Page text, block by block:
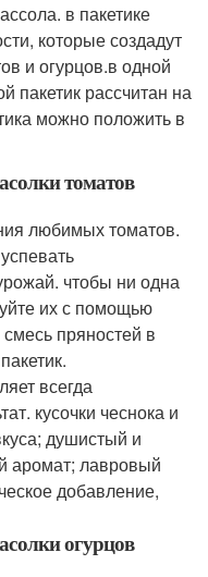
в пакетике
которые создадут
и огурцов.в одной
пакетик рассчитан на
можно положить в
томатов
любимых томатов.
чтобы ни одна
их с помощью
пряностей в
всегда
кусочки чеснока и
душистый и
аромат; лавровый
добавление,
огурцов